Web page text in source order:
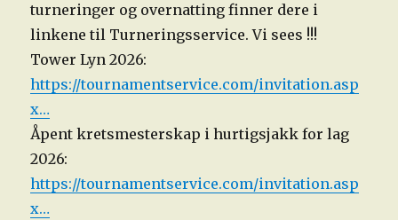
turneringer og overnatting finner dere i
linkene til Turneringsservice. Vi sees !!!
Tower Lyn 2026:
https://tournamentservice.com/invitation.asp
x…
Åpent kretsmesterskap i hurtigsjakk for lag
2026:
https://tournamentservice.com/invitation.asp
x…